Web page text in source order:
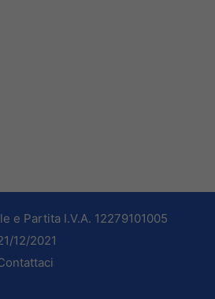
e Partita I.V.A. 12279101005
12/2021